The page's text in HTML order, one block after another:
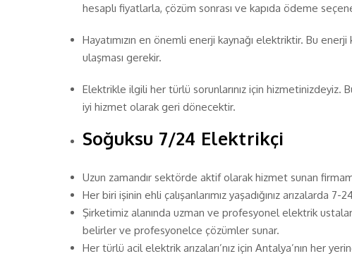
hesaplı fiyatlarla, çözüm sonrası ve kapıda ödeme
Hayatımızın en önemli enerji kaynağı elektriktir. Bu
ulaşması gerekir.
Elektrikle ilgili her türlü sorunlarınız için hizmetinizdeyiz.
iyi hizmet olarak geri dönecektir.
Soğuksu 7/24 Elektrikçi
Uzun zamandır sektörde aktif olarak hizmet sunan
Her biri işinin ehli çalışanlarımız yaşadığınız arızalarda 7-
Şirketimiz alanında uzman ve profesyonel elektrik
belirler ve profesyonelce çözümler sunar.
Her türlü acil elektrik arızaları’nız için Antalya’nın her